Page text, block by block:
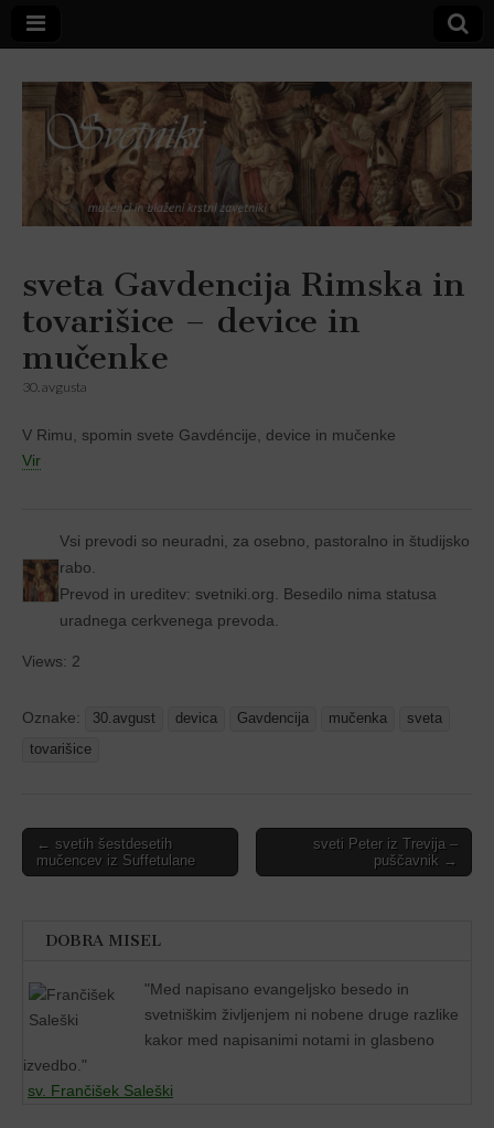
Svetniki,
mučenci in
sveta Gavdencija Rimska in
tovarišice – device in
mučenke
30. avgusta
V Rimu, spomin svete Gavdéncije, device in mučenke
Vir
Vsi prevodi so neuradni, za osebno, pastoralno in študijsko
rabo.
Prevod in ureditev: svetniki.org. Besedilo nima statusa
uradnega cerkvenega prevoda.
Views: 2
Oznake: 30.avgust devica Gavdencija mučenka
sveta
tovarišice
Post
navigation
← svetih šestdesetih
mučencev iz Suffetulane
sveti Peter iz Trevija –
puščavnik →
DOBRA MISEL
"Med napisano evangeljsko besedo in
svetniškim življenjem ni nobene druge razlike
kakor med napisanimi notami in glasbeno
izvedbo."
sv. Frančišek Saleški